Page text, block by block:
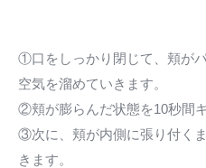
①口をしっかり閉じて、頬が
空気を溜めていきます。
②頬が膨らんだ状態を10秒間キ
③次に、頬が内側に張り付く
きます。